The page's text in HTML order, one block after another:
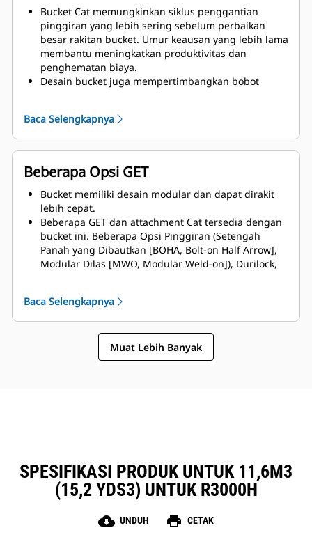
Bucket Cat memungkinkan siklus penggantian
pinggiran yang lebih sering sebelum perbaikan
besar rakitan bucket. Umur keausan yang lebih lama
membantu meningkatkan produktivitas dan
penghematan biaya.
Desain bucket juga mempertimbangkan bobot
peningkatan kinerja alat berat secara keseluruhan.
GET Cat juga menawarkan keuntungan yang sangat
kompetitif.
Baca Selengkapnya
Beberapa Opsi GET
Bucket memiliki desain modular dan dapat dirakit
lebih cepat.
Beberapa GET dan attachment Cat tersedia dengan
bucket ini. Beberapa Opsi Pinggiran (Setengah
Panah yang Dibautkan [BOHA, Bolt-on Half Arrow],
Modular Dilas [MWO, Modular Weld-on]), Durilock,
batu mengurangi tumpahan batu ke bagian
belakang bucket, sehingga mengurangi risiko
kerusakan pada boom/lift arm dan komponen, dsb.
Caterpillar menawarkan bucket dan rangkaian
lengkap opsi GET. Caterpillar dan dealer Cat kami
Baca Selengkapnya
Muat Lebih Banyak
SPESIFIKASI PRODUK UNTUK 11,6M3
(15,2 YDS3) UNTUK R3000H
cloud_download UNDUH print CETAK